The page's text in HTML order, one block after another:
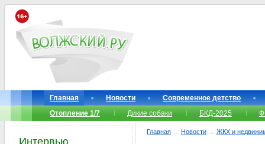
Главная Новости
Современное детство
Отопление 1/7
Дикие собаки БКД-2025
Главная → Новости → ЖКХ и
Интервью